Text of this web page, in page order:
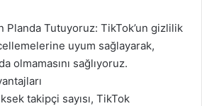
Planda Tutuyoruz: TikTok’un gizlilik
uyum sağlayarak,
olmamasını sağlıyoruz.
takipçi sayısı, TikTok